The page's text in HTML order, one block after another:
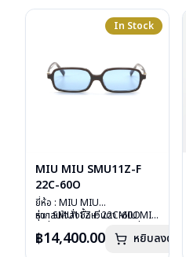
In Stock
MIU MIU SMU11Z-F
22C-60O
ยี่ห้อ : MIU MIU
รุ่น : SMU11Z-F 22C-60O
เลนส์ : กันแดดสีฟ้า
หากสนใจสั่งชื้อแว่นตา MIU MIU
ลงไว้กรุณาติดต่อเรา
คลิก
฿14,400.00 หยิบลงตะก